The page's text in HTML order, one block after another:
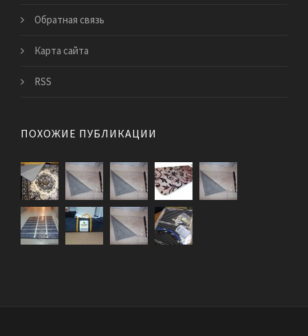
Обратная связь
Карта сайта
RSS
ПОХОЖИЕ ПУБЛИКАЦИИ